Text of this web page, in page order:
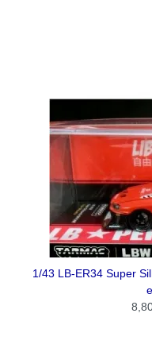
1/43 LB-ER34 Super